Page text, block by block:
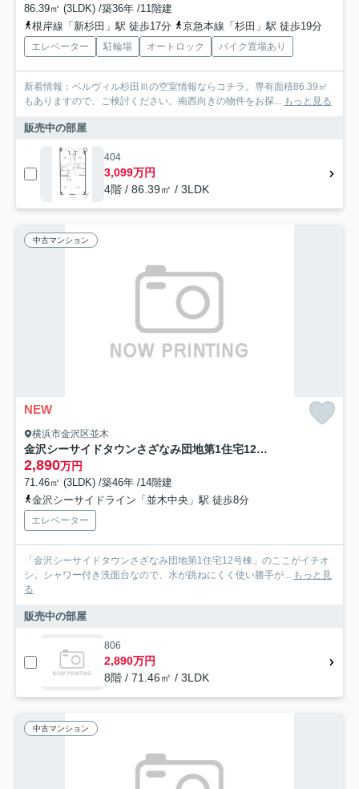
86.39㎡ (3LDK) /築36年 /11階建
根岸線「新杉田」駅 徒歩17分
京急本線「杉田」駅 徒歩19分
エレベーター 駐輪場 オートロック バイク置場あり
新着情報：ベルヴィル杉田Ⅲの空室情報ならコチラ。専有面積86.39㎡
もありますので、ご検討ください。南西向きの物件をお探... もっと見る
販売中の部屋
404
3,099万円
4階 / 86.39㎡ / 3LDK
中古マンション
NEW
横浜市金沢区並木
金沢シーサイドタウンさざなみ団地第1住宅12号棟
2,890万円
71.46㎡ (3LDK) /築46年 /14階建
金沢シーサイドライン「並木中央」駅 徒歩8分
エレベーター
「金沢シーサイドタウンさざなみ団地第1住宅12号棟」のここがイチオ
シ。シャワー付き洗面台なので、水が跳ねにくく使い勝手が... もっと見
る
販売中の部屋
806
2,890万円
8階 / 71.46㎡ / 3LDK
中古マンション